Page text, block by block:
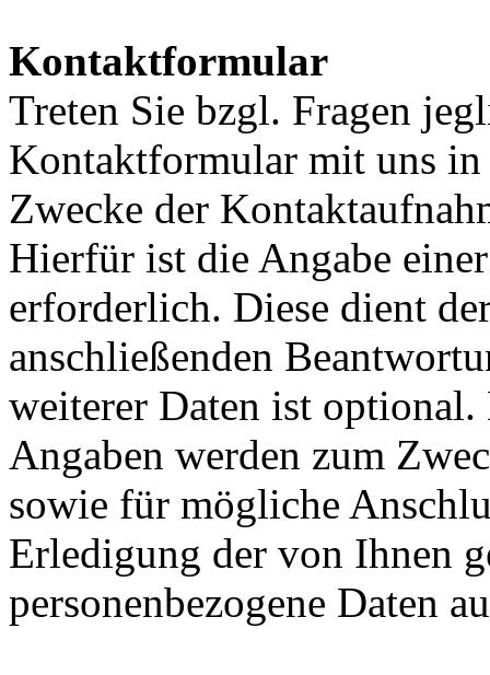
Kontaktformular
Treten Sie bzgl. Fragen
Kontaktformular mit uns
Zwecke der
Hierfür ist die Angabe
erforderlich. Diese dient
anschließenden
weiterer Daten ist
Angaben werden zum
sowie für mögliche
Erledigung der von Ihnen
personenbezogene Daten